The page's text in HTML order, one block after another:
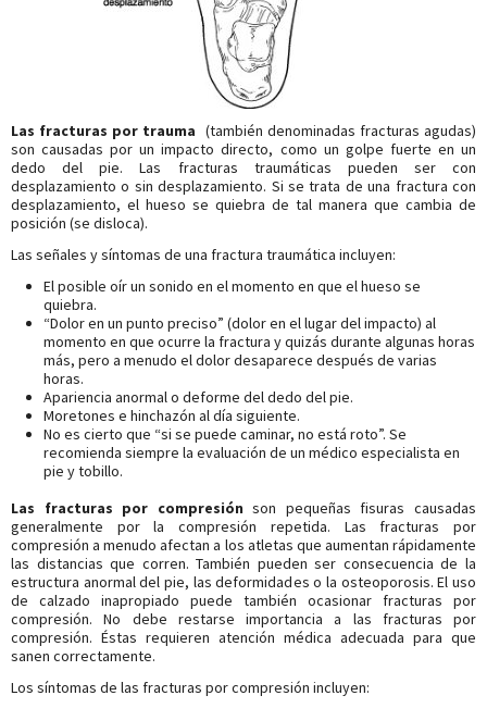
Las fracturas por trauma (también denominadas fracturas agudas)
son causadas por un impacto directo, como un golpe fuerte en un
dedo del pie. Las fracturas traumáticas pueden ser con
desplazamiento o sin desplazamiento. Si se trata de una fractura con
desplazamiento, el hueso se quiebra de tal manera que cambia de
posición (se disloca).
Las señales y síntomas de una fractura traumática incluyen:
El posible oír un sonido en el momento en que el hueso se
quiebra.
“Dolor en un punto preciso” (dolor en el lugar del impacto) al
momento en que ocurre la fractura y quizás durante algunas horas
más, pero a menudo el dolor desaparece después de varias
horas.
Apariencia anormal o deforme del dedo del pie.
Moretones e hinchazón al día siguiente.
No es cierto que “si se puede caminar, no está roto”. Se
recomienda siempre la evaluación de un médico especialista en
pie y tobillo.
Las fracturas por compresión son pequeñas fisuras causadas
generalmente por la compresión repetida. Las fracturas por
compresión a menudo afectan a los atletas que aumentan rápidamente
las distancias que corren. También pueden ser consecuencia de la
estructura anormal del pie, las deformidades o la osteoporosis. El uso
de calzado inapropiado puede también ocasionar fracturas por
compresión. No debe restarse importancia a las fracturas por
compresión. Éstas requieren atención médica adecuada para que
sanen correctamente.
Los síntomas de las fracturas por compresión incluyen: